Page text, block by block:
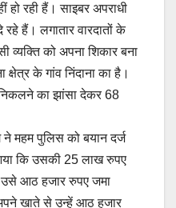
हो रही हैं। साइबर अपराधी
रहे हैं। लगातार वारदातों के
व्यक्ति को अपना शिकार बना
के गांव निंदाना का है।
निकलने का झांसा देकर 68
ने महम पुलिस को बयान दर्ज
कि उसकी 25 लाख रुपए
आठ हजार रुपए जमा
खाते से उन्हें आठ हजार